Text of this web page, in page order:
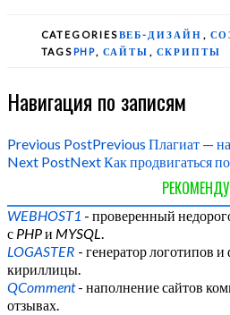
CATEGORIESВЕБ-ДИЗАЙН
TAGSPHP САЙТЫ СКРИПТЫ
Навигация по записям
Previous PostPrevious Плагиат —
Next PostNextКак продвигаться
WEBHOST1 - проверенный
с PHPи MYSQL.
LOGASTER - генератор логотипов
кириллицы.
QComment- наполнение сайтов
отзывах.